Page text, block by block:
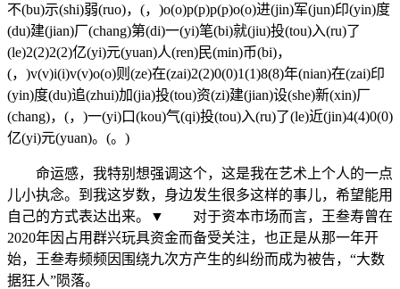
不(bu)示(shi)弱(ruo)，(，)o(o)p(p)p(p)o(o)进(jin)军(jun)印(yin)度
(du)建(jian)厂(chang)第(di)一(yi)笔(bi)就(jiu)投(tou)入(ru)了
(le)2(2)2(2)亿(yi)元(yuan)人(ren)民(min)币(bi)，
(，)v(v)i(i)v(v)o(o)则(ze)在(zai)2(2)0(0)1(1)8(8)年(nian)在(zai)印
(yin)度(du)追(zhui)加(jia)投(tou)资(zi)建(jian)设(she)新(xin)厂
(chang)，(，)一(yi)口(kou)气(qi)投(tou)入(ru)了(le)近(jin)4(4)0(0)
亿(yi)元(yuan)。(。)
命运感，我特别想强调这个，这是我在艺术上个人的一点
儿小执念。到我这岁数，身边发生很多这样的事儿，希望能用
自己的方式表达出来。▼ 对于资本市场而言，王叁寿曾在
2020年因占用群兴玩具资金而备受关注，也正是从那一年开
始，王叁寿频频因围绕九次方产生的纠纷而成为被告，“大数
据狂人”陨落。